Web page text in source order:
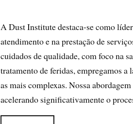
A Dust Institute destaca-se como
atendimento e na prestação de
cuidados de qualidade, com foco na
tratamento de feridas, empregamos a
as mais complexas. Nossa
acelerando significativamente o